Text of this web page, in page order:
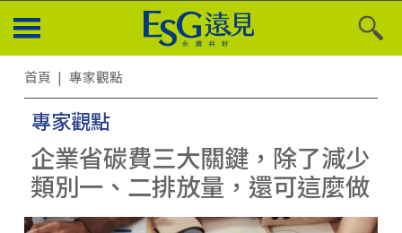
首頁 專家觀點
專家觀點
企業省碳費三大關鍵，除了減少
類別一、二排放量，還可這麼做